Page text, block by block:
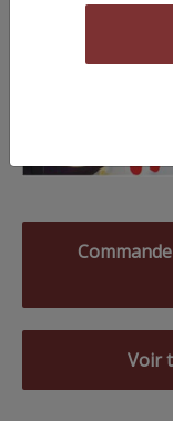
Voir